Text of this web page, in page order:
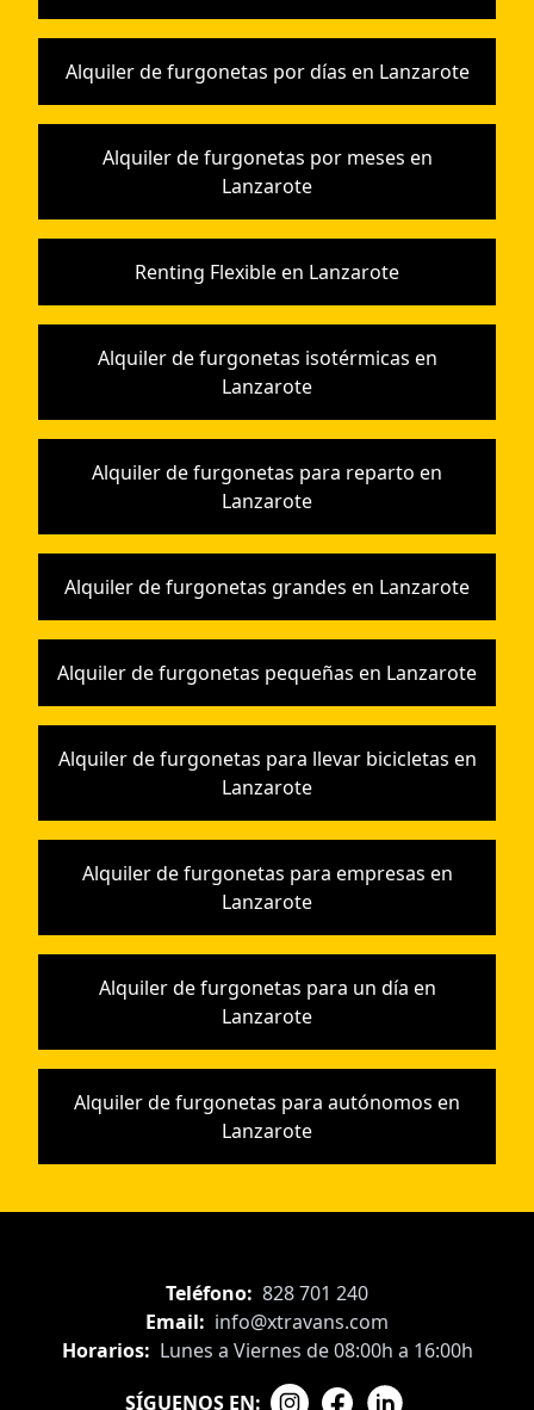
Alquiler de furgonetas por días en Lanzarote
Alquiler de furgonetas por meses en
Lanzarote
Renting Flexible en Lanzarote
Alquiler de furgonetas isotérmicas en
Lanzarote
Alquiler de furgonetas para reparto en
Lanzarote
Alquiler de furgonetas grandes en Lanzarote
Alquiler de furgonetas pequeñas en Lanzarote
Alquiler de furgonetas para llevar bicicletas en
Lanzarote
Alquiler de furgonetas para empresas en
Lanzarote
Alquiler de furgonetas para un día en
Lanzarote
Alquiler de furgonetas para autónomos en
Lanzarote
Teléfono: 828 701 240
Email: info@xtravans.com
Horarios: Lunes a Viernes de 08:00h a 16:00h
SÍGUENOS EN: